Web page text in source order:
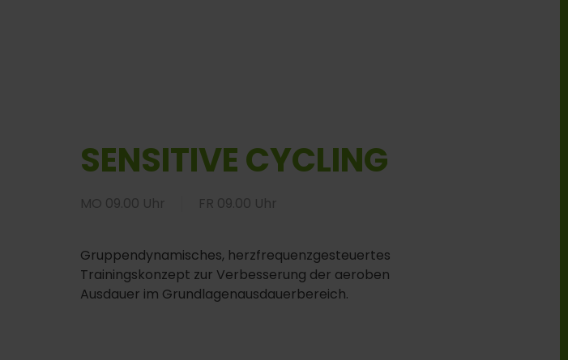
SENSITIVE CYCLING
MO 09.00 Uhr FR 09.00 Uhr
Gruppendynamisches, herzfrequenzgesteuertes
Trainingskonzept zur Verbesserung der aeroben
Ausdauer im Grundlagenausdauerbereich.